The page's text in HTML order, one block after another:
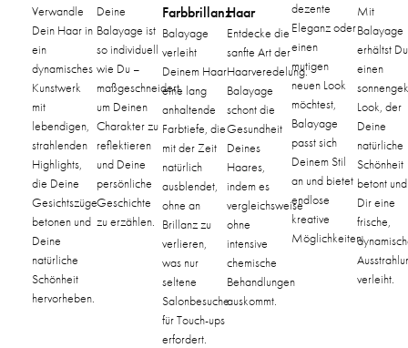
Verwandle
Dein Haar in
ein
dynamisches
Kunstwerk
mit
lebendigen,
strahlenden
Highlights,
die Deine
Gesichtszüge
betonen und
Deine
natürliche
Schönheit
hervorheben.
Deine
Balayage ist
so individuell
wie Du –
maßgeschneidert,
um Deinen
Charakter zu
reflektieren
und Deine
persönliche
Geschichte
zu erzählen.
Farbbrillanz
Balayage
verleiht
Deinem Haar
eine lang
anhaltende
Farbtiefe, die
mit der Zeit
natürlich
ausblendet,
ohne an
Brillanz zu
verlieren,
was nur
seltene
Salonbesuche
für Touch-ups
erfordert.
Haar
Entdecke die
sanfte Art der
Haarveredelung.
Balayage
schont die
Gesundheit
Deines
Haares,
indem es
vergleichsweise
ohne
intensive
chemische
Behandlungen
auskommt.
dezente
Eleganz oder
einen
mutigen
neuen Look
möchtest,
Balayage
passt sich
Deinem Stil
an und bietet
endlose
kreative
Möglichkeiten.
Mit
Balayage
erhältst Du
einen
Look, der
Deine
natürliche
Schönheit
betont und
Dir eine
frische,
verleiht.